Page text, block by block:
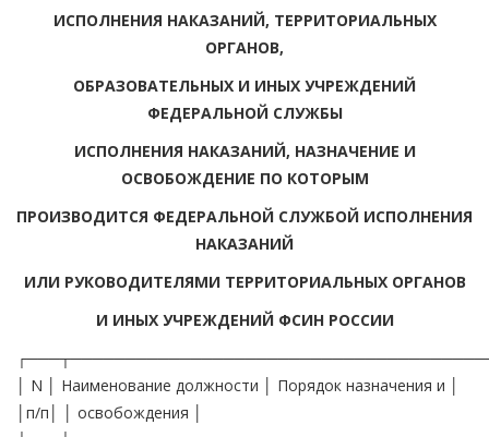
ИСПОЛНЕНИЯ НАКАЗАНИЙ, ТЕРРИТОРИАЛЬНЫХ
ОРГАНОВ,
ОБРАЗОВАТЕЛЬНЫХ И ИНЫХ УЧРЕЖДЕНИЙ
ФЕДЕРАЛЬНОЙ СЛУЖБЫ
ИСПОЛНЕНИЯ НАКАЗАНИЙ, НАЗНАЧЕНИЕ И
ОСВОБОЖДЕНИЕ ПО КОТОРЫМ
ПРОИЗВОДИТСЯ ФЕДЕРАЛЬНОЙ СЛУЖБОЙ ИСПОЛНЕНИЯ
НАКАЗАНИЙ
ИЛИ РУКОВОДИТЕЛЯМИ ТЕРРИТОРИАЛЬНЫХ ОРГАНОВ
И ИНЫХ УЧРЕЖДЕНИЙ ФСИН РОССИИ
│ N │ Наименование должности │ Порядок назначения и │
│п/п│ │ освобождения │